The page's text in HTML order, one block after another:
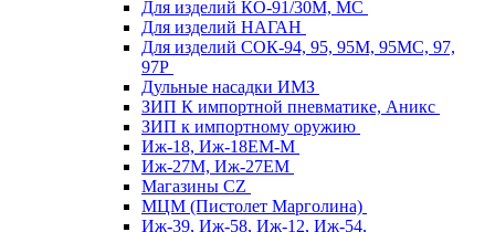
Для изделий КО-91/30М, МС
Для изделий НАГАН
Для изделий СОК-94, 95, 95М, 95МС, 97,
97Р
Дульные насадки ИМЗ
ЗИП К импортной пневматике, Аникс
ЗИП к импортному оружию
Иж-18, Иж-18ЕМ-М
Иж-27М, Иж-27ЕМ
Магазины CZ
МЦМ (Пистолет Марголина)
Иж-39, Иж-58, Иж-12, Иж-54,